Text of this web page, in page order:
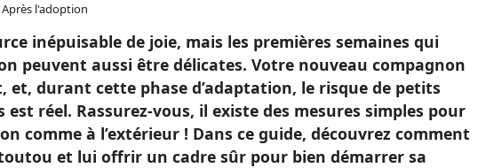
Après l'adoption
inépuisable de joie, mais les premières semaines qui
peuvent aussi être délicates. Votre nouveau compagnon
et, durant cette phase d’adaptation, le risque de petits
réel. Rassurez-vous, il existe des mesures simples pour
comme à l’extérieur ! Dans ce guide, découvrez comment
et lui offrir un cadre sûr pour bien démarrer sa